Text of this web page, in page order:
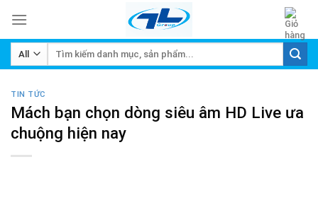
content
Tìm
TIN TỨC
Mách bạn chọn dòng siêu âm HD Live ưa
chuộng hiện nay